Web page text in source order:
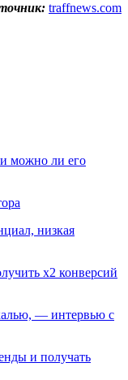
traffnews.com
и можно ли его
низкая
х2 конверсий
— интервью с
и получать